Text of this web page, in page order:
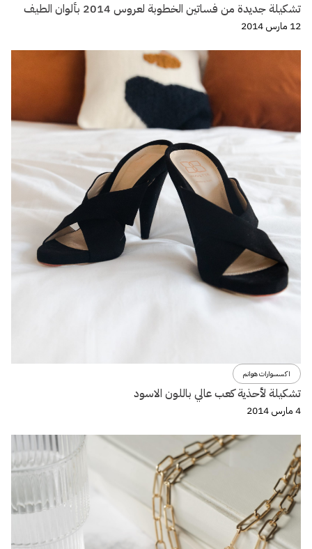
تشكيلة جديدة من فساتين الخطوبة لعروس 2014 بألوان الطيف
12 مارس 2014
اكسسوارات هوانم
تشكيلة لأحذية كعب عالي باللون الاسود
4 مارس 2014